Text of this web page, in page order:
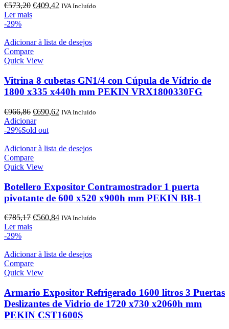
€573,20 O
€573,20.
€409,42 O
€409,42.
IVA Incluído
Ler mais
-29%
Adicionar à lista de desejos
Compare
Quick View
Vitrina 8 cubetas GN1/4 con Cúpula de Vídrio de
1800 x335 x440h mm PEKIN VRX1800330FG
€966,86 O
preço
original
€966,86.
€690,62 O
€690,62.
IVA Incluído
Adicionar
-29%Sold out
Adicionar à lista de desejos
Compare
Quick View
Botellero Expositor Contramostrador 1 puerta
pivotante de 600 x520 x900h mm PEKIN BB-1
€785,17 O
€785,17.
€560,84O
€560,84.
IVA Incluído
Ler mais
-29%
Adicionar à lista de desejos
Compare
Quick View
Armario Expositor Refrigerado 1600 litros 3 Puertas
Deslizantes de Vidrio de 1720 x730 x2060h mm
PEKIN CST1600S